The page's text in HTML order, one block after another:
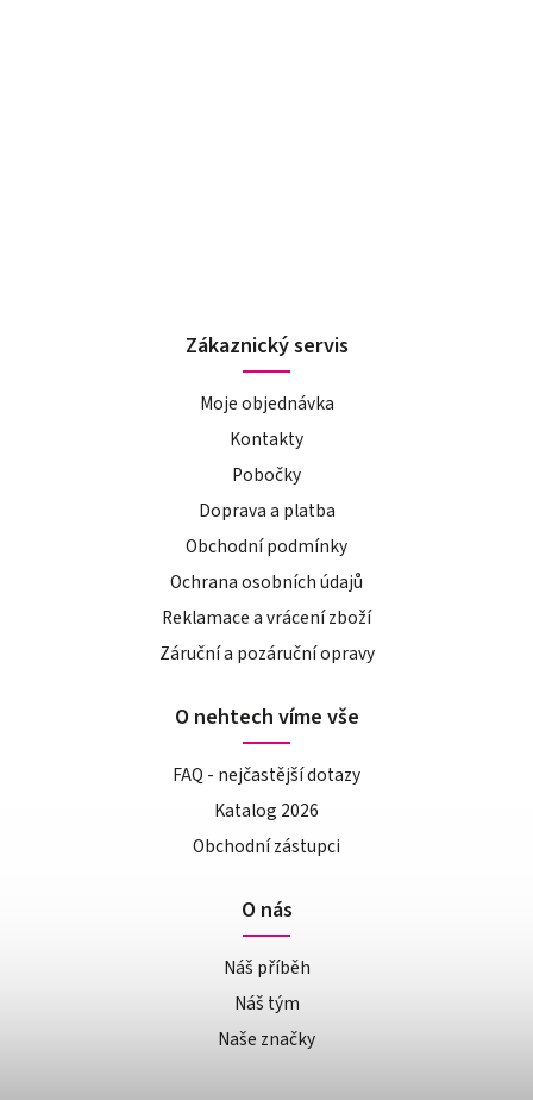
Zákaznický servis
Moje objednávka
Kontakty
Pobočky
Doprava a platba
Obchodní podmínky
Ochrana osobních údajů
Reklamace a vrácení zboží
Záruční a pozáruční opravy
O nehtech víme vše
FAQ - nejčastější dotazy
Katalog 2026
Obchodní zástupci
O nás
Náš příběh
Náš tým
Naše značky